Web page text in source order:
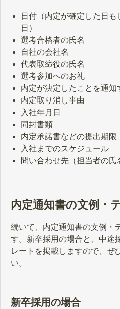
日付（内定が確定した日
日）
選考合格者の氏名
自社の会社名
代表取締役の氏名
選考参加へのお礼
内定が決定したことを通知
内定取り消し事由
入社年月日
同封書類
内定承諾書などの提出期限
入社までのスケジュール
問い合わせ先（担当者の氏
内定通知書の文例・
続いて、内定通知書の文例・
す。新卒採用の場合と、中途
レートを掲載しますので、ぜ
い。
新卒採用の場合